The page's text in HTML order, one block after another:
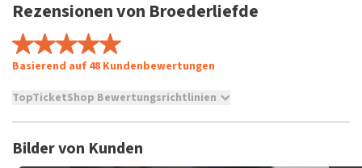
Rezensionen von Broederliefde
Basierend auf 48 Kundenbewertungen
TopTicketShop Bewertungsrichtlinien
Es ist nicht möglich, eine Bewertung abzugeben, wenn du
Bilder von Kunden